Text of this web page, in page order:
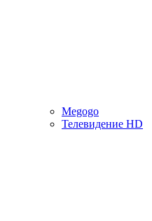
Megogo
Телевидение HD